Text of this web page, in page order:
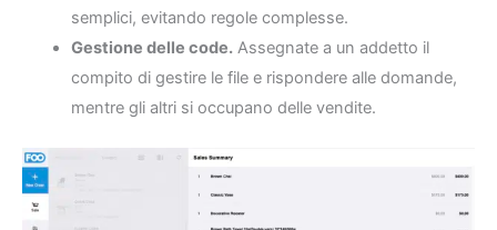
semplici, evitando regole complesse.
Gestione delle code.Assegnate a un addetto il
compito di gestire le file e rispondere alle domande,
mentre gli altri si occupano delle vendite.